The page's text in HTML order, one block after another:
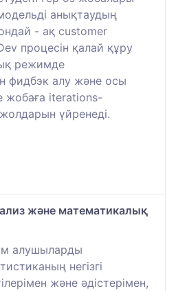
анықтаудың
- ақ customer
процесін қалай құру
режимде
фидбэк алу және осы
жобаға iterations-
жолдарын үйренеді.
және математикалық
алушыларды
негізгі
және әдістерімен,